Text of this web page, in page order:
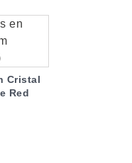
Cristal
Red